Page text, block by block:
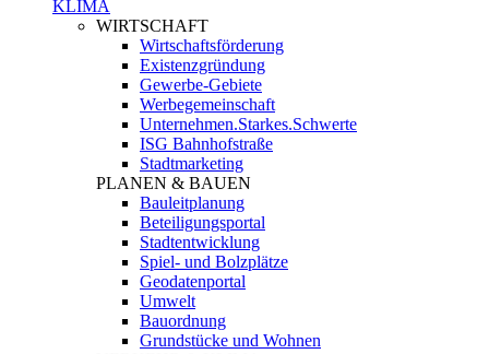
KLIMA
WIRTSCHAFT
Wirtschaftsförderung
Existenzgründung
Gewerbe-Gebiete
Werbegemeinschaft
Unternehmen.Starkes.Schwerte
ISG Bahnhofstraße
Stadtmarketing
PLANEN & BAUEN
Bauleitplanung
Beteiligungsportal
Stadtentwicklung
Spiel- und Bolzplätze
Geodatenportal
Umwelt
Bauordnung
Grundstücke und Wohnen